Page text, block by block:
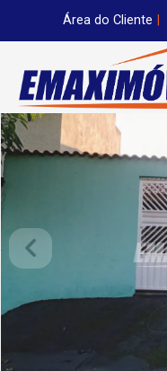
Área do Cliente